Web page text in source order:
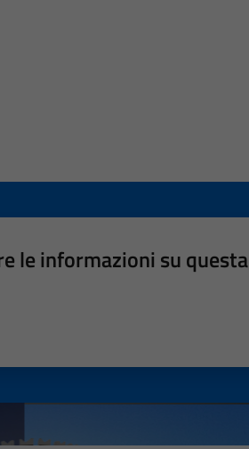
le informazioni su questa